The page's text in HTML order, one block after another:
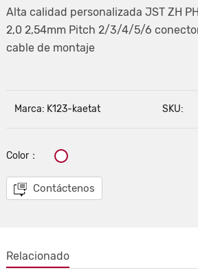
Alta calidad personalizada JST ZH PH
2,0 2,54mm Pitch 2/3/4/5/6
cable de montaje
Marca: K123-kaetat SKU:
Color：
Contáctenos
Relacionado